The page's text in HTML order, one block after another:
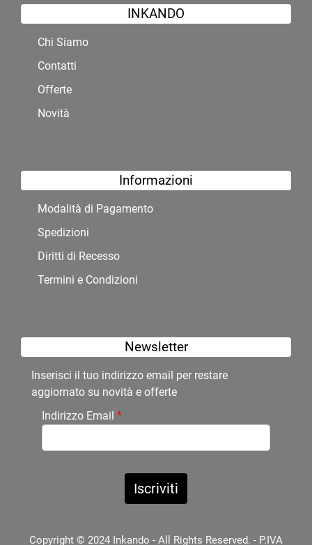
INKANDO
Chi Siamo
Contatti
Offerte
Novità
Informazioni
Modalità di Pagamento
Spedizioni
Diritti di Recesso
Termini e Condizioni
Newsletter
Inserisci il tuo indirizzo email per restare
aggiornato su novità e offerte
Indirizzo Email *
Copyright © 2024 Inkando - All Rights Reserved. - P.IVA